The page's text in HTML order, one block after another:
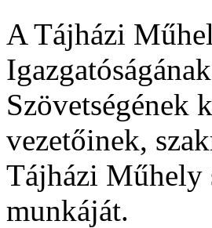
A Tájházi
Szövetségének
vezetőinek,
Tájházi Műhely
munkáját.